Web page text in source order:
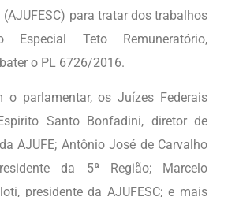
para tratar dos trabalhos
Especial Teto Remuneratório,
o PL 6726/2016.
o parlamentar, os Juízes Federais
Santo Bonfadini, diretor de
AJUFE; Antônio José de Carvalho
da 5ª Região; Marcelo
presidente da AJUFESC; e mais